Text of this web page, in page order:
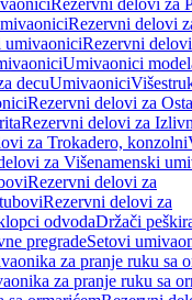
Rezervni delovi za
Rezervni delovi
umivaoniciRezervni
Umivaonici
decuUmivaonici
Rezervni delovi za
Rezervni delovi za
za Trokadero, konzolni
za Višenamenski
Rezervni delovi za
Rezervni delovi za
odvodaDržači
pregradeSetovi
za pranje ruku sa
za pranje ruku sa